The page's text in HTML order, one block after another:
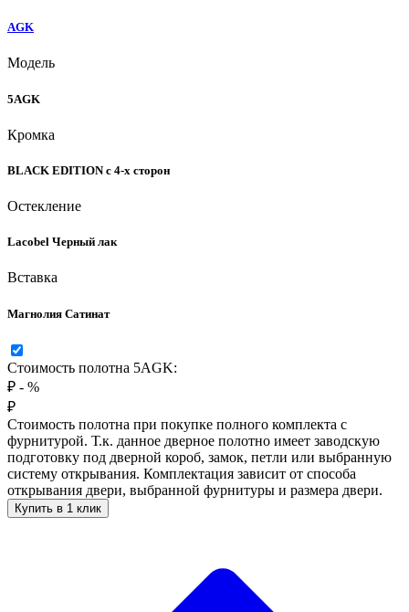
AGK
Модель
5AGK
Кромка
BLACK EDITION с 4-х сторон
Остекление
Lacobel Черный лак
Вставка
Магнолия Сатинат
Стоимость полотна 5AGK:
₽ - %
₽
Стоимость полотна при покупке полного комплекта с
фурнитурой. Т.к. данное дверное полотно имеет заводскую
подготовку под дверной короб, замок, петли или выбранную
систему открывания. Комплектация зависит от способа
открывания двери, выбранной фурнитуры и размера двери.
Купить в 1 клик